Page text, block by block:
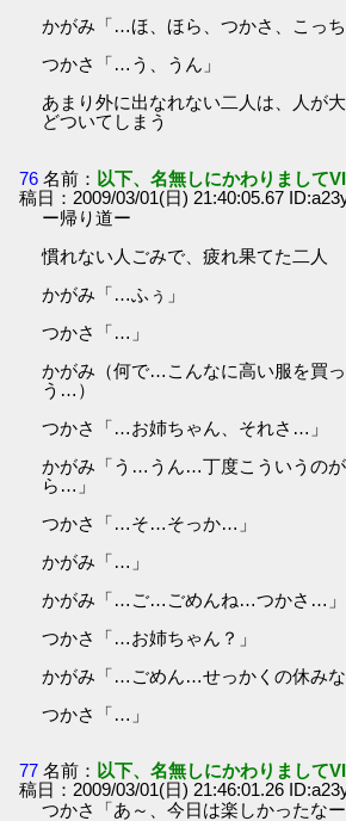
かがみ「…ほ、ほら、つかさ、こっ
つかさ「…う、うん」
あまり外に出なれない二人は、人が
どついてしまう
76 名前： 以下、名無しにかわりまして
稿日：2009/03/01(日) 21:40:05.67
ー帰り道ー
慣れない人ごみで、疲れ果てた二人
かがみ「…ふぅ」
つかさ「…」
かがみ（何で…こんなに高い服を買
う…）
つかさ「…お姉ちゃん、それさ…」
かがみ「う…うん…丁度こういうの
ら…」
つかさ「…そ…そっか…」
かがみ「…」
かがみ「…ご…ごめんね…つかさ…」
つかさ「…お姉ちゃん？」
かがみ「…ごめん…せっかくの休み
つかさ「…」
77 名前： 以下、名無しにかわりまして
稿日：2009/03/01(日) 21:46:01.26
つかさ「あ～、今日は楽しかったなー